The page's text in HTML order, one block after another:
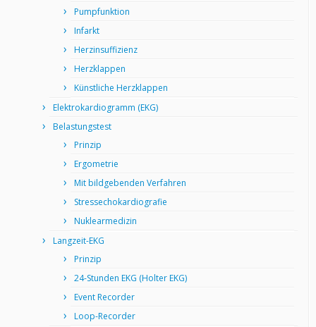
Pumpfunktion
Infarkt
Herzinsuffizienz
Herzklappen
Künstliche Herzklappen
Elektrokardiogramm (EKG)
Belastungstest
Prinzip
Ergometrie
Mit bildgebenden Verfahren
Stressechokardiografie
Nuklearmedizin
Langzeit-EKG
Prinzip
24-Stunden EKG (Holter EKG)
Event Recorder
Loop-Recorder